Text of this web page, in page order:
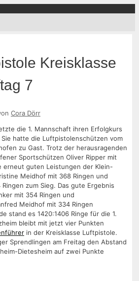
Kreisklasse
7
Cora Dörr
die 1. Mannschaft ihren Erfolgkurs
hatte die Luftpistolenschützen vom
zu Gast. Trotz der herausragenden
Sportschützen Oliver Ripper mit
erneut guten Leistungen der Klein-
Meidhof mit 368 Ringen und
zum Sieg. Das gute Ergebnis
mit 354 Ringen und
Meidhof mit 334 Ringen
stand es 1420:1406 Ringe für die 1.
bleibt mit jetzt vier Punkten
in der Kreisklasse Luftpistole.
Sprendlingen am Freitag den Abstand
Dietesheim auf zwei Punkte